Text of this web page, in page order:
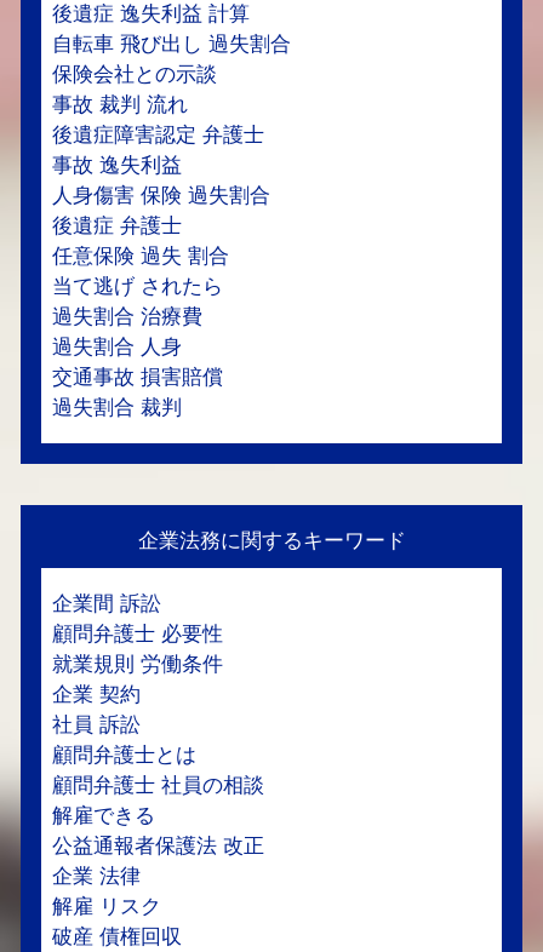
後遺症 逸失利益 計算
自転車 飛び出し 過失割合
保険会社との示談
事故 裁判 流れ
後遺症障害認定 弁護士
事故 逸失利益
人身傷害 保険 過失割合
後遺症 弁護士
任意保険 過失 割合
当て逃げ されたら
過失割合 治療費
過失割合 人身
交通事故 損害賠償
過失割合 裁判
企業法務に関するキーワード
企業間 訴訟
顧問弁護士 必要性
就業規則 労働条件
企業 契約
社員 訴訟
顧問弁護士とは
顧問弁護士 社員の相談
解雇できる
公益通報者保護法 改正
企業 法律
解雇 リスク
破産 債権回収